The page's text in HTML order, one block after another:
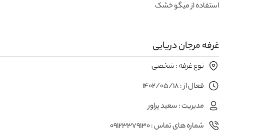
استفاده از میگو خشک
غرفه مرجان دریایی
نوع غرفه : شخصی
فعال از : 1402/05/18
مدیریت : سعید پراور
شماره های تماس : 09123379130